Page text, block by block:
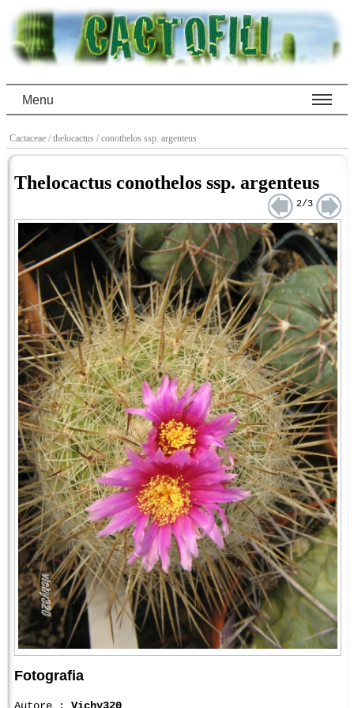
Menu
Cactaceae / thelocactus / conothelos ssp. argenteus
Thelocactus conothelos ssp. argenteus
2/3
Fotografia
Autore : Vichy320